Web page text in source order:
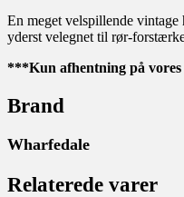
En meget velspillende vintage
yderst velegnet til rør-
***Kun afhentning på
Brand
Wharfedale
Relaterede varer